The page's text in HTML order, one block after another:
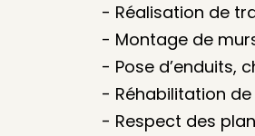
- Réalisation de
- Montage de
- Pose d’enduits,
- Réhabilitation
- Respect des